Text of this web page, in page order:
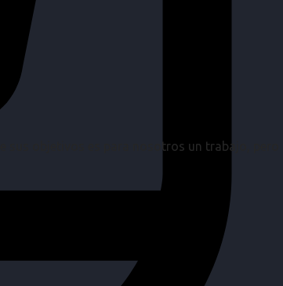
objetivos es para nosotros un trabajo, pero